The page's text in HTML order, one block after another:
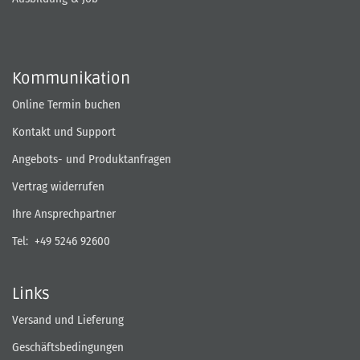
Kommunikation
Online Termin buchen
Kontakt und Support
Angebots- und Produktanfragen
Vertrag widerrufen
Ihre Ansprechpartner
Tel: +49 5246 92600
Links
Versand und Lieferung
Geschäftsbedingungen